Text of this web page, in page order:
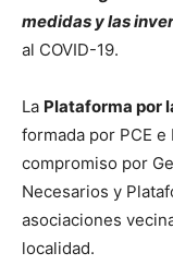
medidas y las
al COVID-19.
La Plataforma por
formada por PCE e
compromiso por
Necesarios y
asociaciones
localidad.